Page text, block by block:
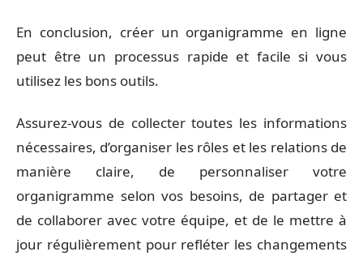
En conclusion, créer un organigramme en ligne
peut être un processus rapide et facile si vous
utilisez les bons outils.
Assurez-vous de collecter toutes les informations
nécessaires, d’organiser les rôles et les relations de
manière claire, de personnaliser votre
organigramme selon vos besoins, de partager et
de collaborer avec votre équipe, et de le mettre à
jour régulièrement pour refléter les changements